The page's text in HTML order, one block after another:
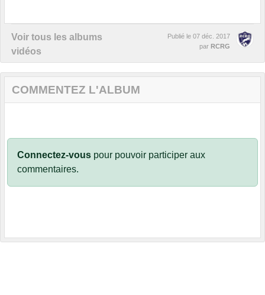
Voir tous les albums
vidéos
Publié le 07 déc. 2017
par RCRG
COMMENTEZ L'ALBUM
Connectez-vous pour pouvoir participer aux
commentaires.